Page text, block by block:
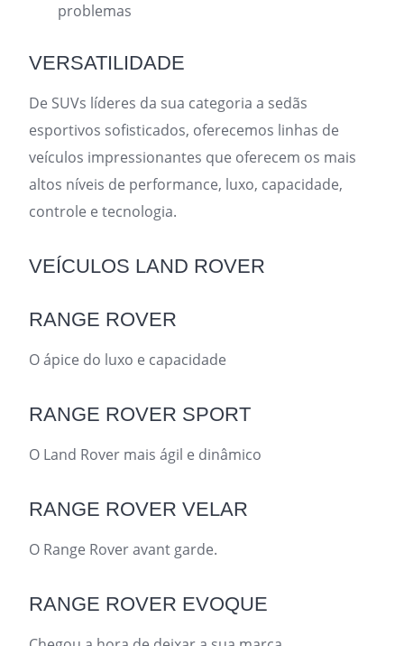
problemas
VERSATILIDADE
De SUVs líderes da sua categoria a sedãs
esportivos sofisticados, oferecemos linhas de
veículos impressionantes que oferecem os mais
altos níveis de performance, luxo, capacidade,
controle e tecnologia.
VEÍCULOS LAND ROVER
RANGE ROVER
O ápice do luxo e capacidade
RANGE ROVER SPORT
O Land Rover mais ágil e dinâmico
RANGE ROVER VELAR
O Range Rover avant garde.
RANGE ROVER EVOQUE